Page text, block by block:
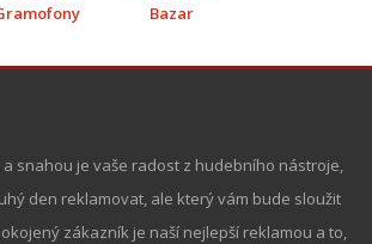
Bazar
a snahou je vaše radost z hudebního nástroje,
den reklamovat, ale který vám bude sloužit
zákazník je naší nejlepší reklamou a to,